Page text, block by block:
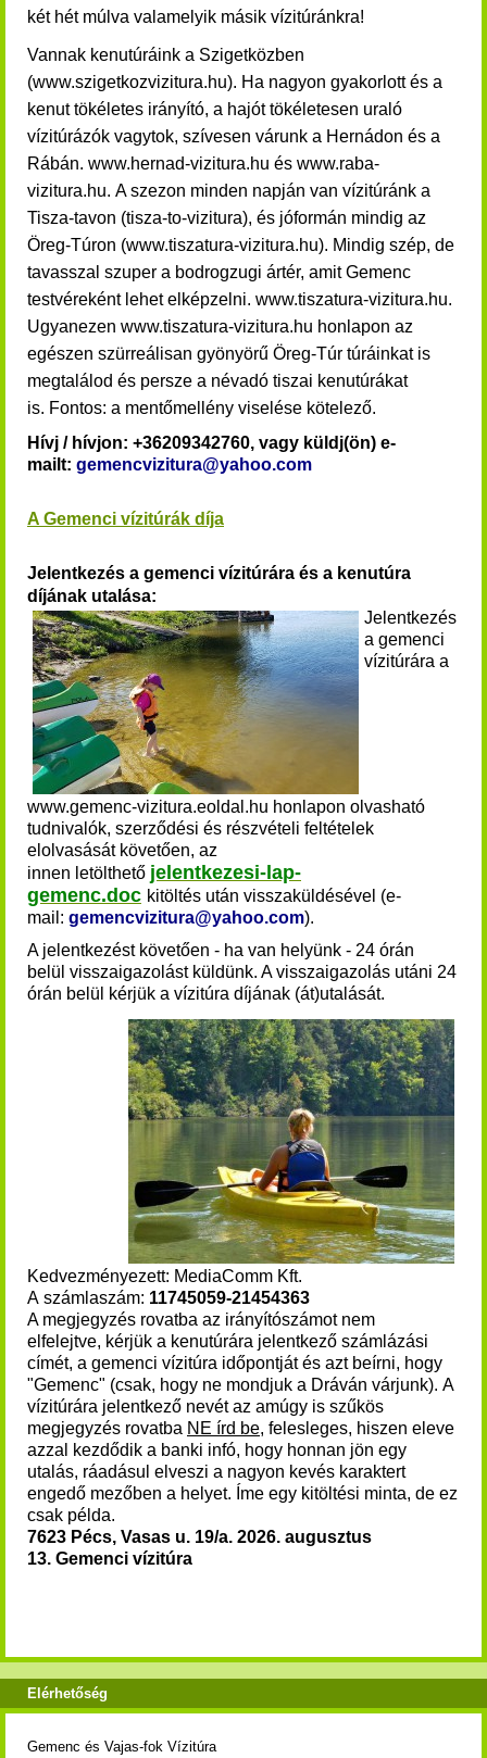
két hét múlva valamelyik másik vízitúránkra!
Vannak kenutúráink a Szigetközben
(www.szigetkozvizitura.hu). Ha nagyon gyakorlott és a
kenut tökéletes irányító, a hajót tökéletesen uraló
vízitúrázók vagytok, szívesen várunk a Hernádon és a
Rábán. www.hernad-vizitura.hu és www.raba-
vizitura.hu. A szezon minden napján van vízitúránk a
Tisza-tavon (tisza-to-vizitura), és jóformán mindig az
Öreg-Túron (www.tiszatura-vizitura.hu). Mindig szép, de
tavasszal szuper a bodrogzugi ártér, amit Gemenc
testvéreként lehet elképzelni. www.tiszatura-vizitura.hu.
Ugyanezen www.tiszatura-vizitura.hu honlapon az
egészen szürreálisan gyönyörű Öreg-Túr túráinkat is
megtalálod és persze a névadó tiszai kenutúrákat
is. Fontos: a mentőmellény viselése kötelező.
Hívj / hívjon: +36209342760, vagy küldj(ön) e-
mailt: gemencvizitura@yahoo.com
A Gemenci vízitúrák díja
Jelentkezés a gemenci vízitúrára és a kenutúra
díjának utalása:
Jelentkezés
a gemenci
vízitúrára a
www.gemenc-vizitura.eoldal.hu honlapon olvasható
tudnivalók, szerződési és részvételi feltételek
elolvasását követően, az
innen letölthető jelentkezesi-lap-
gemenc.doc kitöltés után visszaküldésével (e-
mail: gemencvizitura@yahoo.com).
A jelentkezést követően - ha van helyünk - 24 órán
belül visszaigazolást küldünk. A visszaigazolás utáni 24
órán belül kérjük a vízitúra díjának (át)utalását.
Kedvezményezett: MediaComm Kft.
A számlaszám: 11745059-21454363
A megjegyzés rovatba az irányítószámot nem
elfelejtve, kérjük a kenutúrára jelentkező számlázási
címét, a gemenci vízitúra időpontját és azt beírni, hogy
"Gemenc" (csak, hogy ne mondjuk a Dráván várjunk). A
vízitúrára jelentkező nevét az amúgy is szűkös
megjegyzés rovatba NE írd be, felesleges, hiszen eleve
azzal kezdődik a banki infó, hogy honnan jön egy
utalás, ráadásul elveszi a nagyon kevés karaktert
engedő mezőben a helyet. Íme egy kitöltési minta, de ez
csak példa.
7623 Pécs, Vasas u. 19/a. 2026. augusztus
13. Gemenci vízitúra
Elérhetőség
Gemenc és Vajas-fok Vízitúra